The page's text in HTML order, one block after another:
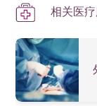
相关医